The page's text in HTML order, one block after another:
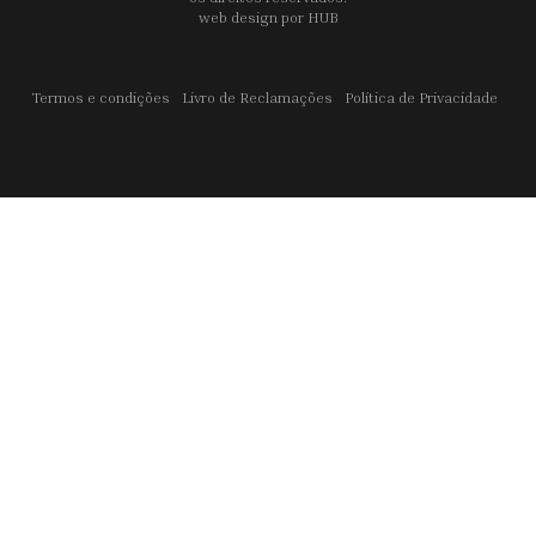
web design por HUB
Termos e condições Livro de Reclamações Política de Privacidade